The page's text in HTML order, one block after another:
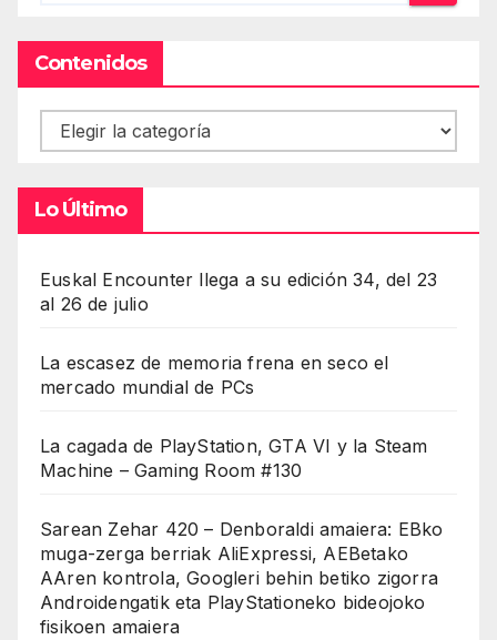
Contenidos
Contenidos
Lo Último
Euskal Encounter llega a su edición 34, del 23
al 26 de julio
La escasez de memoria frena en seco el
mercado mundial de PCs
La cagada de PlayStation, GTA VI y la Steam
Machine – Gaming Room #130
Sarean Zehar 420 – Denboraldi amaiera: EBko
muga-zerga berriak AliExpressi, AEBetako
AAren kontrola, Googleri behin betiko zigorra
Androidengatik eta PlayStationeko bideojoko
fisikoen amaiera